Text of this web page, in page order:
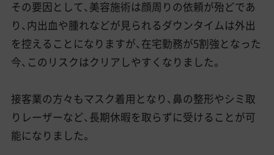
その要因として、美容施術は顔周りの依頼が殆どであ
り、内出血や腫れなどが見られるダウンタイムは外出
を控えることになりますが、在宅勤務が5割強となった
今、このリスクはクリアしやすくなりました。
接客業の方々もマスク着用となり、鼻の整形やシミ取
りレーザーなど、長期休暇を取らずに受けることが可
能になりました。